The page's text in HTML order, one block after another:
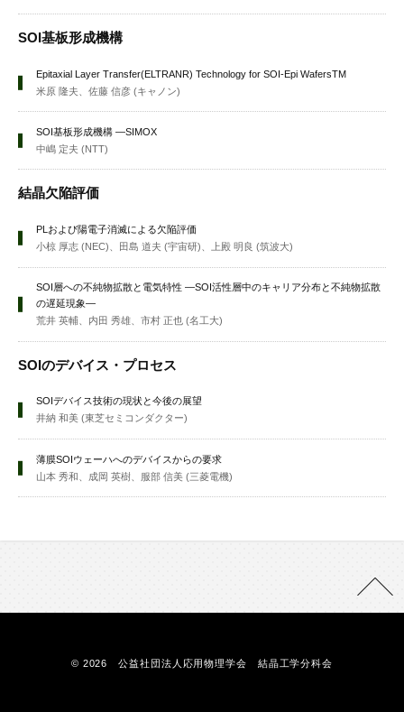
SOI基板形成機構
Epitaxial Layer Transfer(ELTRANR) Technology for SOI-Epi WafersTM
米原 隆夫、佐藤 信彦 (キャノン)
SOI基板形成機構 —SIMOX
中嶋 定夫 (NTT)
結晶欠陥評価
PLおよび陽電子消滅による欠陥評価
小椋 厚志 (NEC)、田島 道夫 (宇宙研)、上殿 明良 (筑波大)
SOI層への不純物拡散と電気特性 —SOI活性層中のキャリア分布と不純物拡散
の遅延現象—
荒井 英輔、内田 秀雄、市村 正也 (名工大)
SOIのデバイス・プロセス
SOIデバイス技術の現状と今後の展望
井納 和美 (東芝セミコンダクター)
薄膜SOIウェーハへのデバイスからの要求
山本 秀和、成岡 英樹、服部 信美 (三菱電機)
© 2026 公益社団法人応用物理学会 結晶工学分科会